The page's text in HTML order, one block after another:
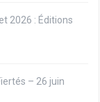
2026 : Éditions
– 26 juin